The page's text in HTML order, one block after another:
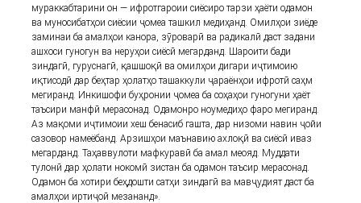
мураккабтарини он — ифротгароии сиёсиро тарзи ҳаёти одамон
ва муносибатҳои сиёсии ҷомеа ташкил медиҳанд. Омилҳои зиёде
заминаи ба амалҳои канора, зӯроварӣ ва радикалӣ даст задани
ашхоси гуногун ва неруҳои сиёсӣ мегарданд. Шароити бади
зиндагӣ, гуруснагӣ, қашшоқӣ ва омилҳои дигари иҷтимоию
иқтисодӣ дар беҳтар ҳолатҳо ташаккули ҷараёнҳои ифротӣ саҳм
мегиранд. Инкишофи буҳронии ҷомеа ба соҳаҳои гуногуни ҳаёт
таъсири манфӣ мерасонад. Одамонро ноумедиҳо фаро мегиранд.
Аз мақоми иҷтимоии хеш бенасиб гашта, дар низоми навин ҷойи
сазовор намеёбанд. Арзишҳои маънавию ахлоқӣ ва сиёсӣ иваз
мегарданд. Таҳаввулоти мафкуравӣ ба амал меояд. Муддати
тулонӣ дар ҳолати нокомӣ зистан ба одамон таъсир мерасонад.
Одамон ба хотири беҳдошти сатҳи зиндагӣ ва мавҷудият даст ба
амалҳои иртиҷоӣ мезананд».